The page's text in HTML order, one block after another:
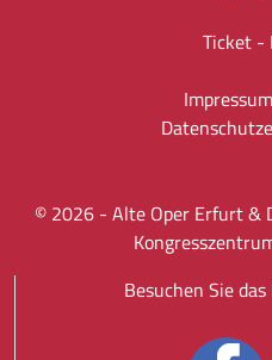
Ticket -
Impressum
© 2026 - Alte Oper Erfurt &
Besuchen Sie